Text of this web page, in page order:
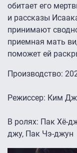
обитает его
и рассказы
принимают
приемная мать
поможет ей
Производство:
Режиссер: Ким
В ролях: Пак Хё-
джу, Пак Чэ-джун